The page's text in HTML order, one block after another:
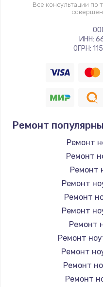
Все консультации по
ИНН:
ОГРН:
Ремонт
Ремонт
Ремонт
Ремонт
Ремонт
Ремонт
Ремонт
Ремонт
Ремонт
Ремонт
Ремонт
Ремонт